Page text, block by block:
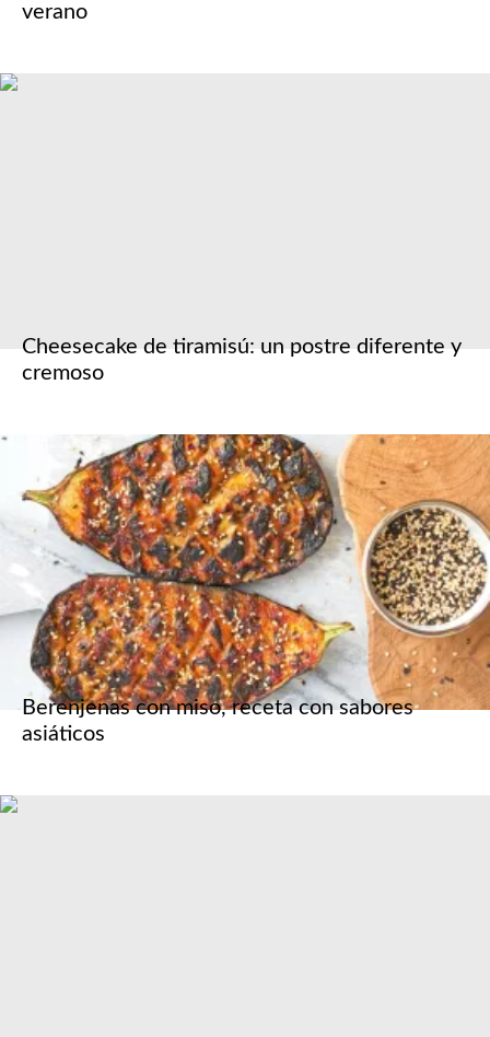
verano
Cheesecake de tiramisú: un postre diferente y
cremoso
Berenjenas con miso, receta con sabores
asiáticos